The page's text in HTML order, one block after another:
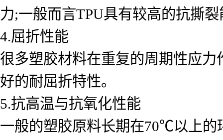
力;一般而言TPU具有较高的抗撕
4.屈折性能
很多塑胶材料在重复的周期性应
好的耐屈折特性。
5.抗高温与抗氧化性能
一般的塑胶原料长期在70℃以上的